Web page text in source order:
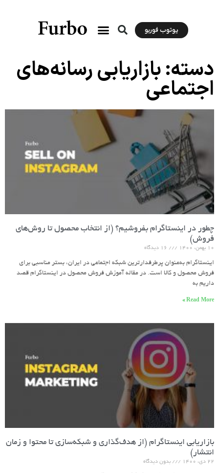
یوتوب فوربو
دسته: بازاریابی رسانه‌های
اجتماعی
چطور در اینستاگرام بفروشیم؟ (از انتخاب محصول تا روش‌های
فروش)
۱۰ بهمن، ۱۴۰۰
اینستاگرام به‌عنوان پرطرفدارترین شبکه اجتماعی در ایران، بستر مناسبی برای
فروش محصول و کالا است. در مقاله آموزش فروش محصول در اینستاگرام قصد
داریم به
Read More »
بازاریابی اینستاگرام (از هدف‌گذاری و شبکه‌سازی تا محتوا و زمان
انتشار)
۲۲ دی، ۱۴۰۰ بدون دیدگاه